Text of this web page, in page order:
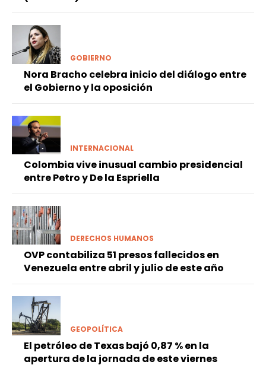
GOBIERNO
Nora Bracho celebra inicio del diálogo entre
el Gobierno y la oposición
INTERNACIONAL
Colombia vive inusual cambio presidencial
entre Petro y De la Espriella
DERECHOS HUMANOS
OVP contabiliza 51 presos fallecidos en
Venezuela entre abril y julio de este año
GEOPOLÍTICA
El petróleo de Texas bajó 0,87 % en la
apertura de la jornada de este viernes